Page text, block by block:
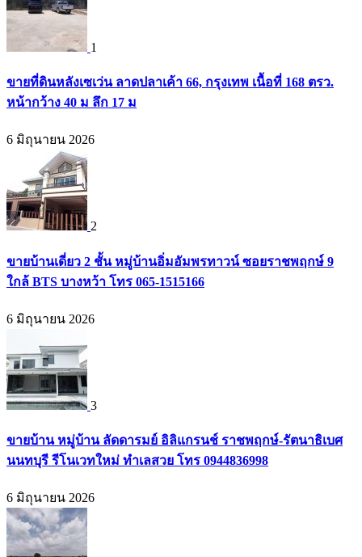
1
ขายที่ดินหลังเซเว่น ลาดปลาเค้า 66, กรุงเทพ เนื้อที่ 168 ตรว.
หน้ากว้าง 40 ม ลึก 17 ม
6 มิถุนายน 2026
2
ขายบ้านเดี่ยว 2 ชั้น หมู่บ้านอิ่มอัมพรทาวน์ ซอยราชพฤกษ์ 9
ใกล้ BTS บางหว้า โทร 065-1515166
6 มิถุนายน 2026
3
ขายบ้าน หมู่บ้าน ลัดดารมย์ อิลิแกรนช์ ราชพฤกษ์-รัตนาธิเบศ
นนทบุรี รีโนเวทใหม่ ทำเลสวย โทร 0944836998
6 มิถุนายน 2026